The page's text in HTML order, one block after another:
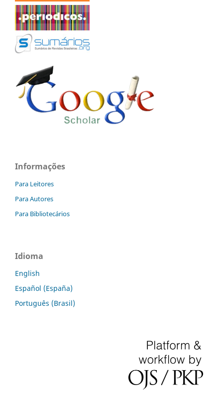
Informações
Para Leitores
Para Autores
Para Bibliotecários
Idioma
English
Español (España)
Português (Brasil)